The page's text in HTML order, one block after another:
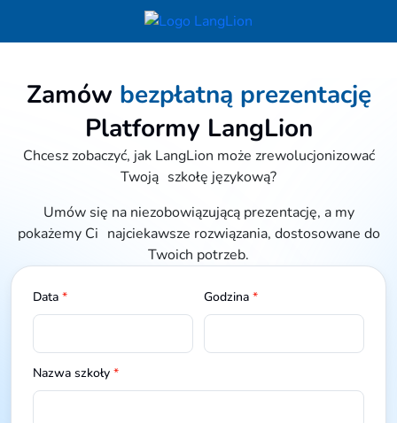
Zamów bezpłatną prezentację
Platformy LangLion
Chcesz zobaczyć, jak LangLion może zrewolucjonizować
Twoją szkołę językową?
Umów się na niezobowiązującą prezentację, a my
pokażemy Ci najciekawsze rozwiązania, dostosowane do
Twoich potrzeb.
Data * Godzina *
Nazwa szkoły *